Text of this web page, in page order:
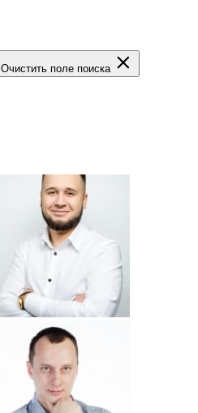
Очистить поле поиска